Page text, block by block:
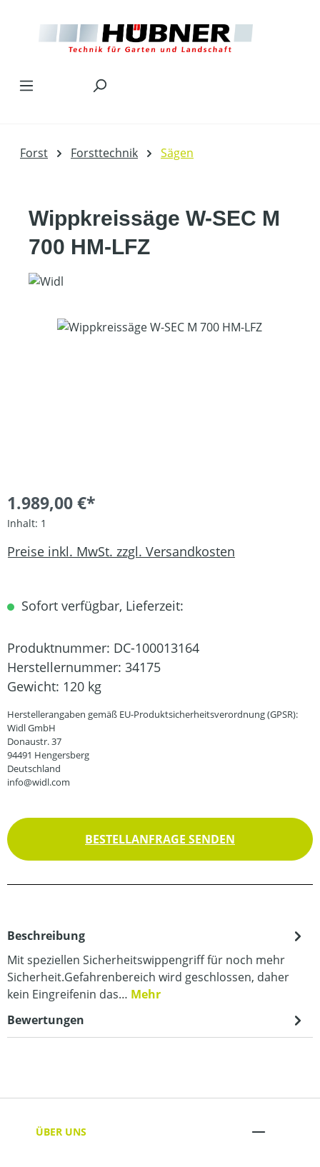
Forst Forsttechnik Sägen
Wippkreissäge W-SEC M
700 HM-LFZ
Bildergalerie überspringen
1.989,00 €*
Inhalt: 1
Preise inkl. MwSt. zzgl. Versandkosten
Sofort verfügbar, Lieferzeit:
Produktnummer: DC-100013164
Herstellernummer: 34175
Gewicht: 120 kg
Herstellerangaben gemäß EU-Produktsicherheitsverordnung (GPSR):
Widl GmbH
Donaustr. 37
94491 Hengersberg
Deutschland
info@widl.com
BESTELLANFRAGE SENDEN
Beschreibung
Mit speziellen Sicherheitswippengriff für noch mehr
Sicherheit.Gefahrenbereich wird geschlossen, daher
kein Eingreifenin das… Mehr
Bewertungen
ÜBER UNS